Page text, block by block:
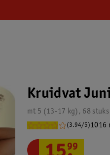
Kruidvat
mt 5 (13-17 kg), 68 stuks
(3.94/5)1016
99